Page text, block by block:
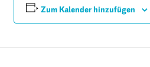
Zum Kalender hinzufügen